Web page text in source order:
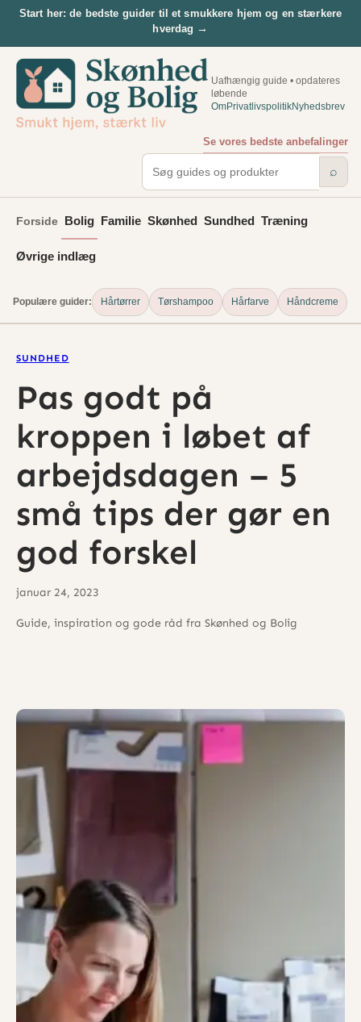
Spring
indhold
Start her: de bedste guider til et smukkere hjem og en stærkere
hverdag →
Uafhængig guide • opdateres
løbende
OmPrivatlivspolitikNyhedsbrev
Se vores bedste anbefalinger
⌕
Forside Bolig Familie Skønhed Sundhed Træning
Øvrige indlæg
Populære guider: Hårtørrer Tørshampoo Hårfarve Håndcreme
SUNDHED
Pas godt på
kroppen i løbet af
arbejdsdagen – 5
små tips der gør en
god forskel
januar 24, 2023
Guide, inspiration og gode råd fra Skønhed og Bolig